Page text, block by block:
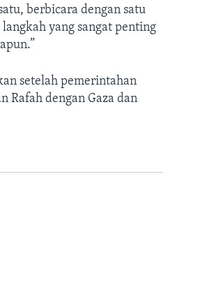
berbicara dengan satu
yang sangat penting
setelah pemerintahan
Rafah dengan Gaza dan